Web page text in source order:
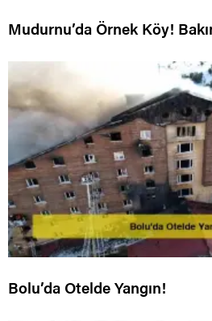
Mudurnu’da Örnek Köy!
Bolu’da Otelde Yangın!